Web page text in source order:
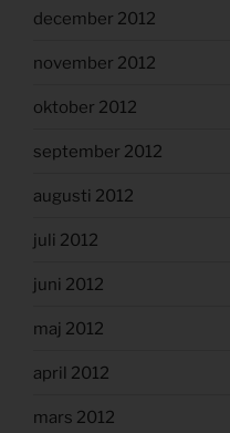
december 2012
november 2012
oktober 2012
september 2012
augusti 2012
juli 2012
juni 2012
maj 2012
april 2012
mars 2012